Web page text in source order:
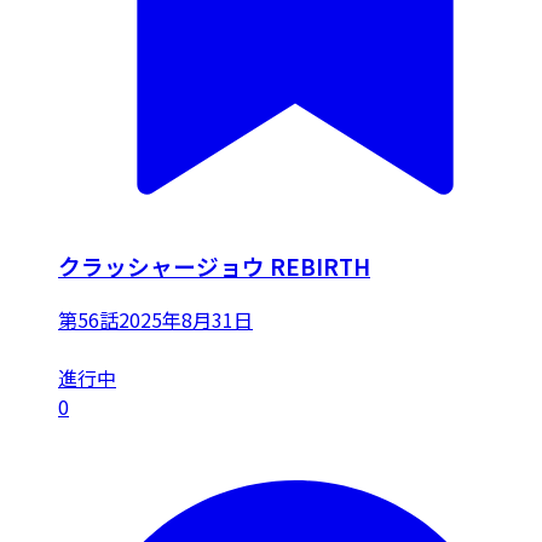
クラッシャージョウ REBIRTH
第56話2025年8月31日
進行中
0